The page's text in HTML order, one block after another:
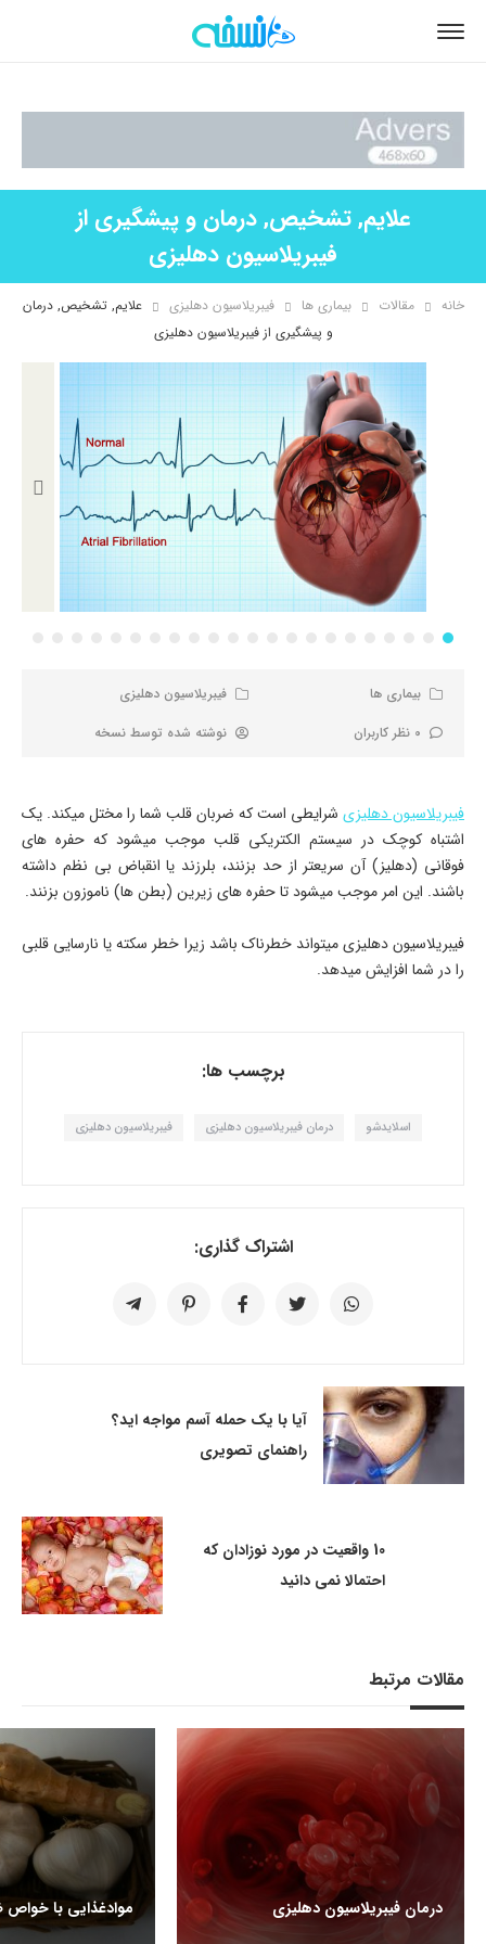
علایم, تشخیص, درمان و پیشگیری از
فیبریلاسیون دهلیزی
خانه مقالات بیماری ها فیبریلاسیون دهلیزی
علایم, تشخیص, درمان
و پیشگیری از فیبریلاسیون دهلیزی
بیماری ها
فیبریلاسیون دهلیزی
0 نظر کاربران
نوشته شده توسط نسخه
فیبریلاسیون دهلیزی شرایطی است که ضربان قلب شما را مختل میکند. یک
اشتباه کوچک در سیستم الکتریکی قلب موجب میشود که حفره های
فوقانی (دهلیز) آن سریعتر از حد بزنند، بلرزند یا انقباض بی نظم داشته
باشند. این امر موجب میشود تا حفره های زیرین (بطن ها) ناموزون بزنند.
فیبریلاسیون دهلیزی میتواند خطرناک باشد زیرا خطر سکته یا نارسایی قلبی
را در شما افزایش میدهد.
برچسب ها:
اسلایدشو درمان فیبریلاسیون دهلیزی فیبریلاسیون دهلیزی
اشتراک گذاری:
آیا با یک حمله آسم مواجه اید؟
راهنمای تصویری
10 واقعیت در مورد نوزادان که
احتمالا نمی دانید
مقالات مرتبط
درمان فیبریلاسیون دهلیزی موادغذایی با خواص